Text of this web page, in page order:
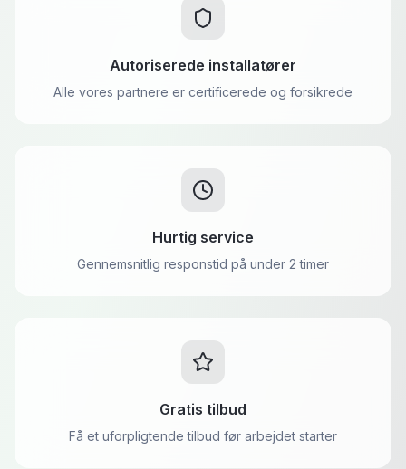
Autoriserede installatører
Alle vores partnere er certificerede og forsikrede
Hurtig service
Gennemsnitlig responstid på under 2 timer
Gratis tilbud
Få et uforpligtende tilbud før arbejdet starter